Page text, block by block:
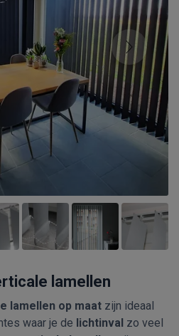
lamellen
lamellen op maat zijn ideaal
waar je de lichtinval zo veel